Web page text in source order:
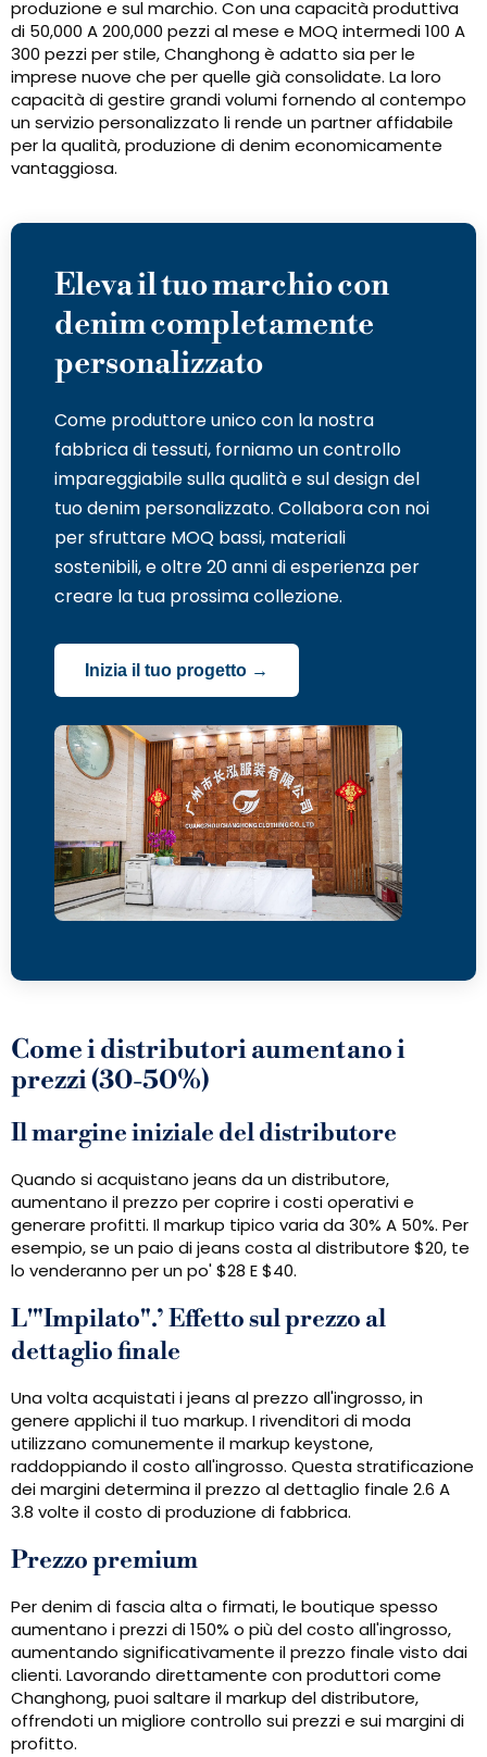
produzione e sul marchio. Con una capacità produttiva
di 50,000 A 200,000 pezzi al mese e MOQ intermedi 100 A
300 pezzi per stile, Changhong è adatto sia per le
imprese nuove che per quelle già consolidate. La loro
capacità di gestire grandi volumi fornendo al contempo
un servizio personalizzato li rende un partner affidabile
per la qualità, produzione di denim economicamente
vantaggiosa.
Eleva il tuo marchio con
denim completamente
personalizzato
Come produttore unico con la nostra
fabbrica di tessuti, forniamo un controllo
impareggiabile sulla qualità e sul design del
tuo denim personalizzato. Collabora con noi
per sfruttare MOQ bassi, materiali
sostenibili, e oltre 20 anni di esperienza per
creare la tua prossima collezione.
Inizia il tuo progetto →
Come i distributori aumentano i
prezzi (30-50%)
Il margine iniziale del distributore
Quando si acquistano jeans da un distributore,
aumentano il prezzo per coprire i costi operativi e
generare profitti. Il markup tipico varia da 30% A 50%. Per
esempio, se un paio di jeans costa al distributore $20, te
lo venderanno per un po' $28 E $40.
L'"Impilato".’ Effetto sul prezzo al
dettaglio finale
Una volta acquistati i jeans al prezzo all'ingrosso, in
genere applichi il tuo markup. I rivenditori di moda
utilizzano comunemente il markup keystone,
raddoppiando il costo all'ingrosso. Questa stratificazione
dei margini determina il prezzo al dettaglio finale 2.6 A
3.8 volte il costo di produzione di fabbrica.
Prezzo premium
Per denim di fascia alta o firmati, le boutique spesso
aumentano i prezzi di 150% o più del costo all'ingrosso,
aumentando significativamente il prezzo finale visto dai
clienti. Lavorando direttamente con produttori come
Changhong, puoi saltare il markup del distributore,
offrendoti un migliore controllo sui prezzi e sui margini di
profitto.